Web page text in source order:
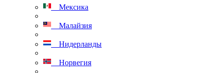
Мексика
Малайзия
Нидерланды
Норвегия